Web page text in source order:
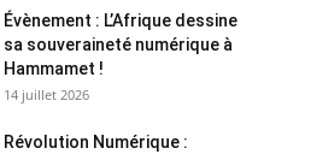
Évènement : L’Afrique dessine
sa souveraineté numérique à
Hammamet !
14 juillet 2026
Révolution Numérique :